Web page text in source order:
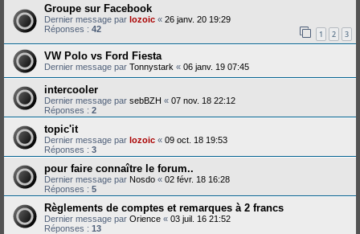
Groupe sur Facebook
Dernier message par lozoic « 26 janv. 20 19:29
Réponses : 42 1 2 3
VW Polo vs Ford Fiesta
Dernier message par Tonnystark « 06 janv. 19 07:45
intercooler
Dernier message par sebBZH « 07 nov. 18 22:12
Réponses : 2
topic'it
Dernier message par lozoic « 09 oct. 18 19:53
Réponses : 3
pour faire connaître le forum..
Dernier message par Nosdo « 02 févr. 18 16:28
Réponses : 5
Règlements de comptes et remarques à 2 francs
Dernier message par Orience « 03 juil. 16 21:52
Réponses : 13